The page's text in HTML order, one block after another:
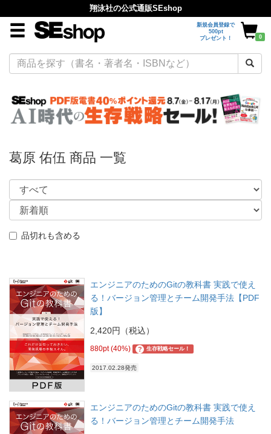
翔泳社の公式通販SEshop
新規会員登録で
500pt
プレゼント！
0
葛原 佑伍 商品 一覧
品切れも含める
エンジニアのためのGitの教科書 実践で使え
る！バージョン管理とチーム開発手法【PDF
版】
2,420円（税込）
880pt (40%) ? 生存戦略セール！
2017.02.28発売
エンジニアのためのGitの教科書 実践で使え
る！バージョン管理とチーム開発手法